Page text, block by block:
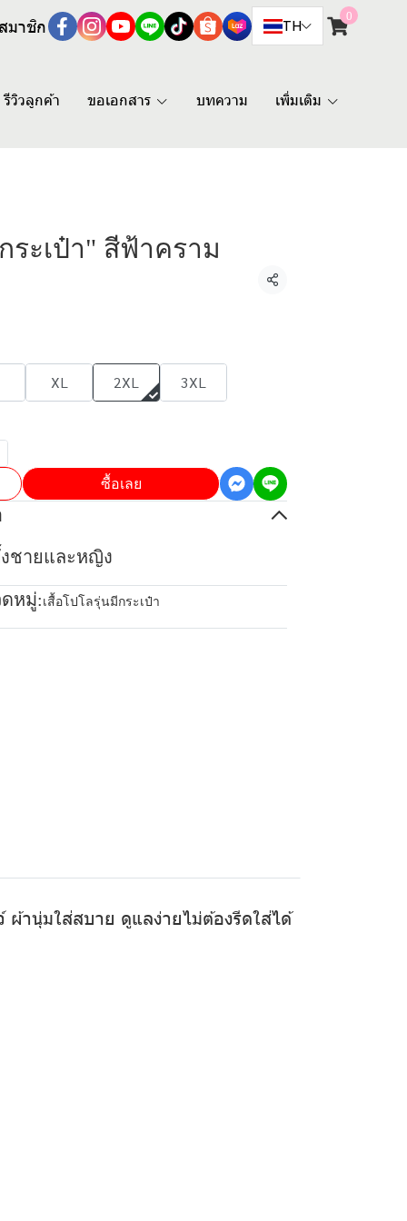
มาชิก TH
0
รีวิวลูกค้า ขอเอกสาร บทความ เพิ่มเติม
ระเป๋า" สีฟ้าคราม
แชร์
XL 2XL
3XL
ซื้อเลย
ชายและหญิง
หมู่:เสื้อโปโลรุ่นมีกระเป๋า
ผ้านุ่มใส่สบาย ดูแลง่ายไม่ต้องรีดใส่ได้